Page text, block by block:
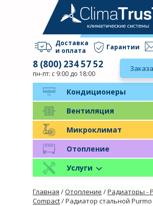
Доставка
и оплата
Гарантии
8 (800) 234 57 52
пн-пт: с 9:00 до 18:00
Кондиционеры
Вентиляция
Микроклимат
Отопление
Услуги
Главная /Отопление /Радиаторы -
Compact/ Радиатор стальной Purmo